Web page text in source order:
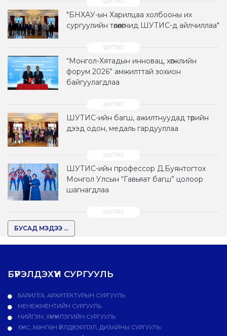
"БНХАУ-ын Харилцаа холбооны их
сургуулийн төлөөлөгчид ШУТИС-д айлчиллаа"
“Монгол-Хятадын инновац, хөгжлийн
форум 2026” амжилттай зохион
байгуулагдлаа
ШУТИС-ийн багш, ажилтнуудад төрийн
дээд одон, медаль гардууллаа
ШУТИС-ийн профессор Д.Буянтогтох
Монгол Улсын “Гавьяат багш” цолоор
шагнагдлаа
БУСАД МЭДЭЭ ...
БҮРЭЛДЭХҮҮН СУРГУУЛЬ
БАРИЛГА, АРХИТЕКТУРЫН СУРГУУЛЬ
МЕНЕЖМЕНТИЙН СУРГУУЛЬ
НИЙГЭМ, ХҮМҮҮНЛЭГИЙН СУРГУУЛЬ
ХҮНС, ХӨНГӨН ҮЙЛДВЭРЛЭЛ, ДИЗАЙНЫ СУРГУУЛЬ